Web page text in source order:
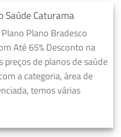
Saúde Caturama
Plano Bradesco
Até 65% Desconto na
preços de planos de saúde
a categoria, área de
temos várias